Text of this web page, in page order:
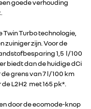
goede verhouding
Twin Turbo technologie,
zuiniger zijn. Voor de
1,5 l / 100
biedt dan de huidige dCi
grens van 7 l / 100 km
L2H2 met 165 pk*.
door de ecomode-knop